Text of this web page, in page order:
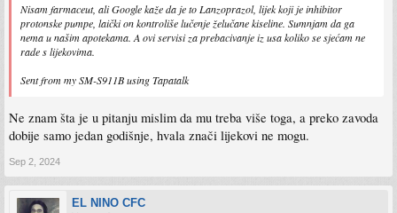
Nisam farmaceut, ali Google kaže da je to Lanzoprazol, lijek koji je inhibitor
protonske pumpe, laički on kontroliše lučenje želučane kiseline. Sumnjam da ga
nema u našim apotekama. A ovi servisi za prebacivanje iz usa koliko se sjećam ne
rade s lijekovima.
Sent from my SM-S911B using Tapatalk
Ne znam šta je u pitanju mislim da mu treba više toga, a preko zavoda
dobije samo jedan godišnje, hvala znači lijekovi ne mogu.
Sep 2, 2024
EL NINO CFC